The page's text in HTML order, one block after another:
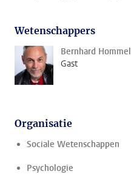
Wetenschappers
Bernhard Hommel
Gast
Organisatie
Sociale Wetenschappen
Psychologie